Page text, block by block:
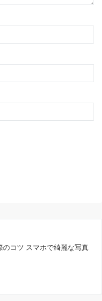
のコツ スマホで綺麗な写真